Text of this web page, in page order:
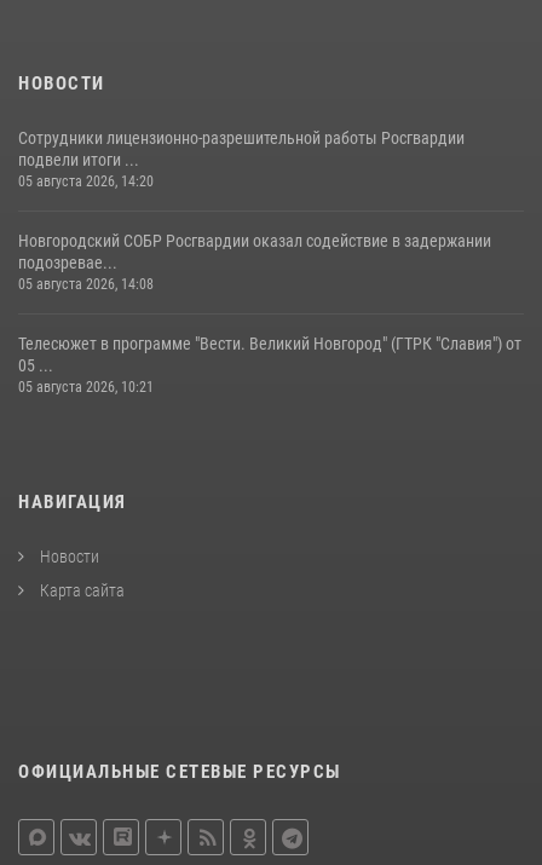
НОВОСТИ
Сотрудники лицензионно-разрешительной работы Росгвардии
подвели итоги ...
05 августа 2026, 14:20
Новгородский СОБР Росгвардии оказал содействие в задержании
подозревае...
05 августа 2026, 14:08
Телесюжет в программе "Вести. Великий Новгород" (ГТРК "Славия") от
05 ...
05 августа 2026, 10:21
НАВИГАЦИЯ
Новости
Карта сайта
ОФИЦИАЛЬНЫЕ СЕТЕВЫЕ РЕСУРСЫ